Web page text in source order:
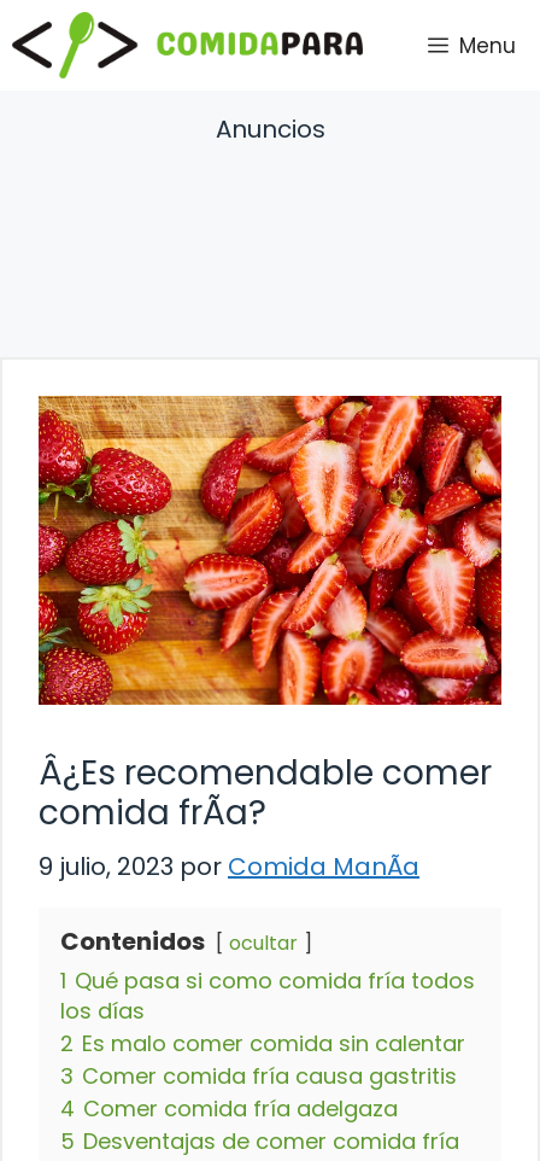
Saltar
al
contenido
Menu
Anuncios
Â¿Es recomendable comer
comida frÃ­a?
9 julio, 2023 por Comida ManÃ­a
Contenidos ocultar
1 Qué pasa si como comida fría todos
los días
2 Es malo comer comida sin calentar
3 Comer comida fría causa gastritis
4 Comer comida fría adelgaza
5 Desventajas de comer comida fría